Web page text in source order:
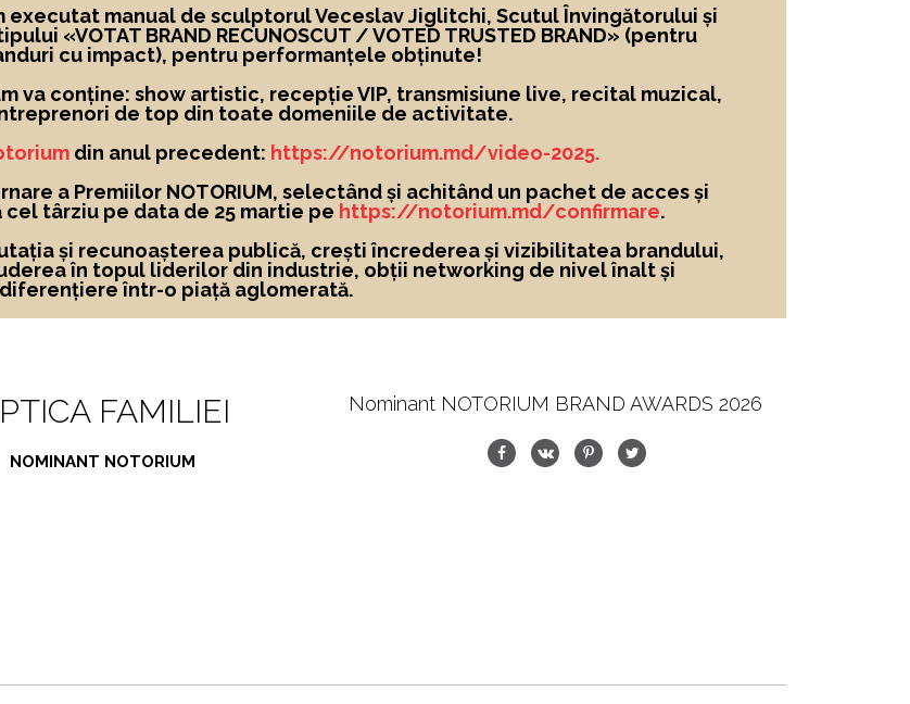
manual de sculptorul Veceslav Jiglitchi, Scutul Învingătorului și
«VOTAT BRAND RECUNOSCUT / VOTED TRUSTED BRAND» (pentru
cu impact), pentru performanțele obținute!
va conține: show artistic, recepție VIP, transmisiune live, recital muzical,
de top din toate domeniile de activitate.
din anul precedent: https://notorium.md/video-2025.
a Premiilor NOTORIUM, selectând și achitând un pachet de acces și
cel târziu pe data de 25 martie pe https://notorium.md/confirmare.
și recunoașterea publică, crești încrederea și vizibilitatea brandului,
în topul liderilor din industrie, obții networking de nivel înalt și
diferențiere într-o piață aglomerată.
FAMILIEI
NOMINANT NOTORIUM
Nominant NOTORIUM BRAND AWARDS 2026